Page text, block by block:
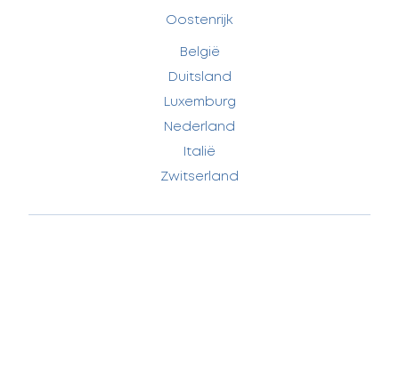
Oostenrijk
België
Duitsland
Luxemburg
Nederland
Italië
Zwitserland